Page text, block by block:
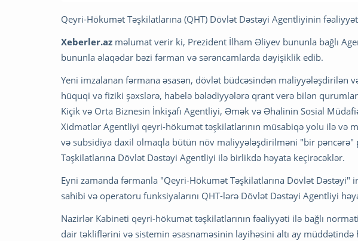
Qeyri-Hökumət Təşkilatlarına (QHT) Dövlət Dəstəyi Agentliyinin
Xeberler.az məlumat verir ki, Prezident İlham Əliyev bununla bağlı
bununla əlaqədar bəzi fərman və sərəncamlarda dəyişiklik edib.
Yeni imzalanan fərmana əsasən, dövlət büdcəsindən maliyyələşdirilən
hüquqi və fiziki şəxslərə, habelə bələdiyyələrə qrant verə bilən
Kiçik və Orta Biznesin İnkişafı Agentliyi, Əmək və Əhalinin Sosial
Xidmətlər Agentliyi qeyri-hökumət təşkilatlarının müsabiqə yolu ilə və
və subsidiya daxil olmaqla bütün növ maliyyələşdirilməni "bir pəncərə"
Təşkilatlarına Dövlət Dəstəyi Agentliyi ilə birlikdə həyata keçirəcəklər.
Eyni zamanda fərmanla "Qeyri-Hökumət Təşkilatlarına Dövlət Dəstəyi"
sahibi və operatoru funksiyalarını QHT-lərə Dövlət Dəstəyi Agentliyi
Nazirlər Kabineti qeyri-hökumət təşkilatlarının fəaliyyəti ilə bağlı
dair təkliflərini və sistemin əsasnaməsinin layihəsini altı ay müddətində